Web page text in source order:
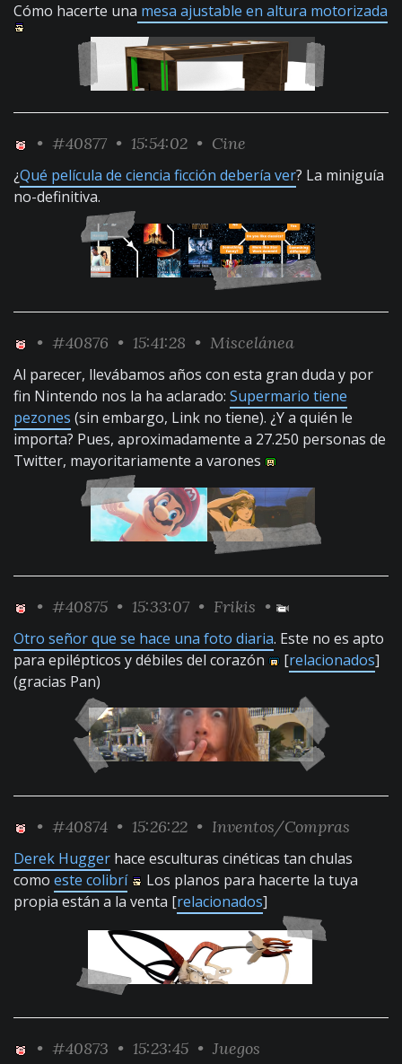
Cómo hacerte una mesa ajustable en altura motorizada
• #40877 • 15:54:02 • Cine
¿Qué película de ciencia ficción debería ver? La miniguía
no-definitiva.
• #40876 • 15:41:28 • Miscelánea
Al parecer, llevábamos años con esta gran duda y por
fin Nintendo nos la ha aclarado: Supermario tiene
pezones (sin embargo, Link no tiene). ¿Y a quién le
importa? Pues, aproximadamente a 27.250 personas de
Twitter, mayoritariamente a varones
• #40875 • 15:33:07 • Frikis •
Otro señor que se hace una foto diaria. Este no es apto
para epilépticos y débiles del corazón
[relacionados]
(gracias Pan)
• #40874 • 15:26:22 • Inventos/Compras
Derek Hugger hace esculturas cinéticas tan chulas
como este colibrí
Los planos para hacerte la tuya
propia están a la venta [relacionados]
• #40873 • 15:23:45 • Juegos